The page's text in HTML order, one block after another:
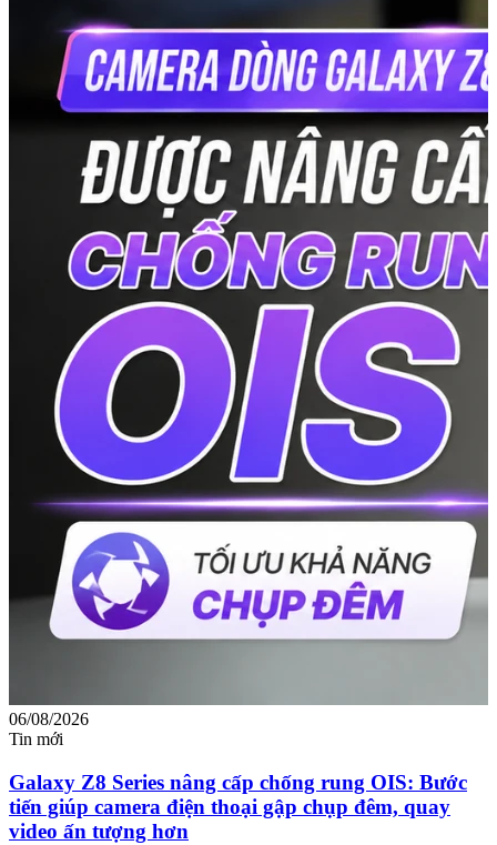
06/08/2026
Tin mới
Galaxy Z8 Series nâng cấp chống rung OIS: Bước
tiến giúp camera điện thoại gập chụp đêm, quay
video ấn tượng hơn